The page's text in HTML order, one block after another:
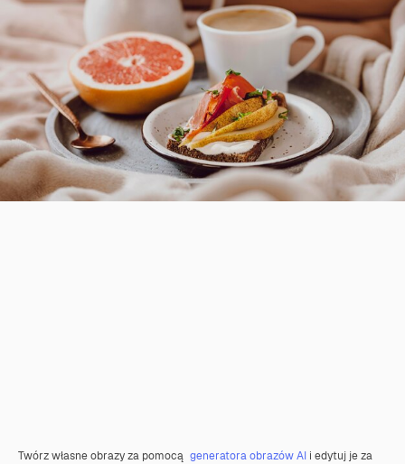
Twórz własne obrazy za pomocą generatora obrazów AI i edytuj je za